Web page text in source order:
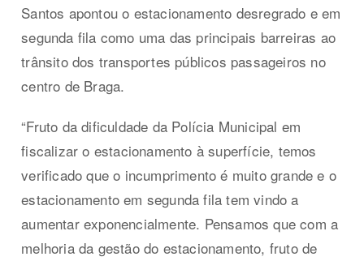
Santos apontou o estacionamento desregrado e em
segunda fila como uma das principais barreiras ao
trânsito dos transportes públicos passageiros no
centro de Braga.
“Fruto da dificuldade da Polícia Municipal em
fiscalizar o estacionamento à superfície, temos
verificado que o incumprimento é muito grande e o
estacionamento em segunda fila tem vindo a
aumentar exponencialmente. Pensamos que com a
melhoria da gestão do estacionamento, fruto de